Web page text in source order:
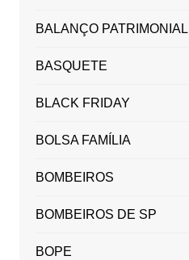
BALANÇO PATRIMONIAL
BASQUETE
BLACK FRIDAY
BOLSA FAMÍLIA
BOMBEIROS
BOMBEIROS DE SP
BOPE